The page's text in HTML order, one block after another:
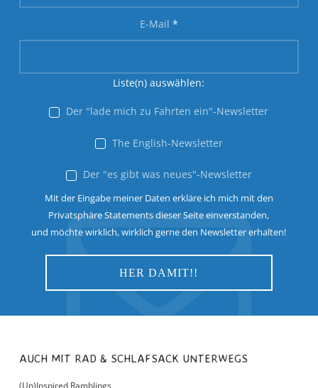
E-Mail *
Liste(n) auswählen:
Der "lade mich zu Fahrten ein"-Newsletter
The English-Newsletter
Der "es gibt was neues"-Newsletter
Mit der Eingabe meiner Daten erkläre ich mich mit den
Privatsphäre Statements dieser Seite einverstanden,
und möchte wirklich, wirklich gerne den Newsletter erhalten!
AUCH MIT RAD & SCHLAFSACK UNTERWEGS